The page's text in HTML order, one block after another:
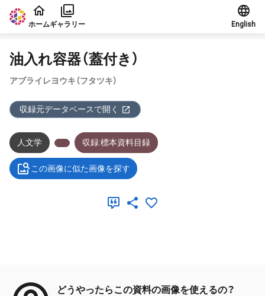
本文に飛ぶ
ホームギャラリー English
油入れ容器（蓋付き）
アブライレヨウキ（フタツキ）
収録元データベースで開く
人文学 収録:標本資料目録
この画像に似た画像を探す
どうやったらこの資料の画像を使えるの？